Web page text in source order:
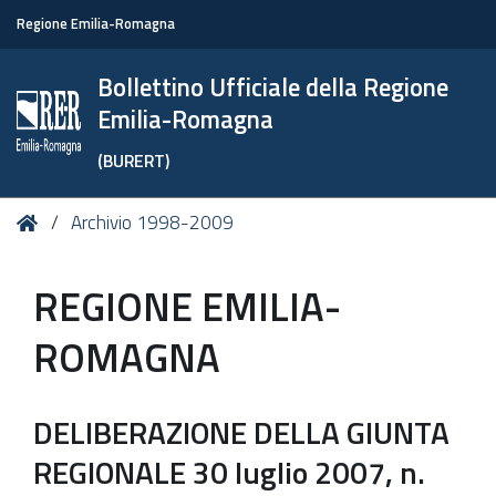
Regione Emilia-Romagna
Bollettino Ufficiale della Regione
Emilia-Romagna
(BURERT)
Tu HomeArchivio 1998-2009
REGIONE EMILIA-
ROMAGNA
DELIBERAZIONE DELLA GIUNTA
REGIONALE 30 luglio 2007, n.